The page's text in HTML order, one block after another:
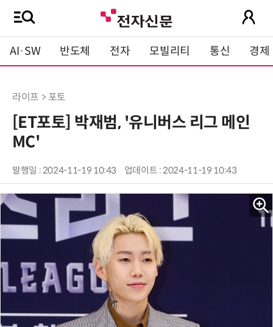
AI·SW 반도체 전자 모빌리티 통신 경제
라이프 > 포토
[ET포토] 박재범, '유니버스 리그 메인
MC'
발행일 : 2024-11-19 10:43 업데이트 : 2024-11-19 10:43